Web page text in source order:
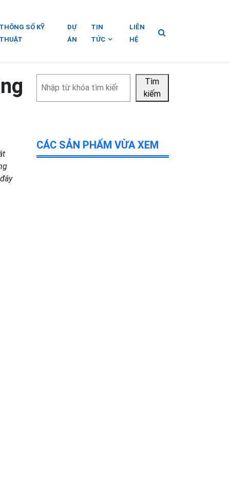
THÔNG SỐ KỸ
THUẬT
DỰ
ÁN
TIN
TỨC
LIÊN
HỆ
kiếm
Tìm
kiếm
CÁC SẢN PHẨM VỪA XEM